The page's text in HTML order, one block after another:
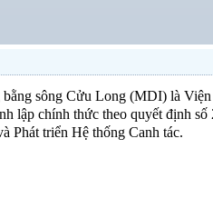
sông Cửu Long (MDI) là
lập chính thức theo quyết định
Phát triển Hệ thống Canh tác.